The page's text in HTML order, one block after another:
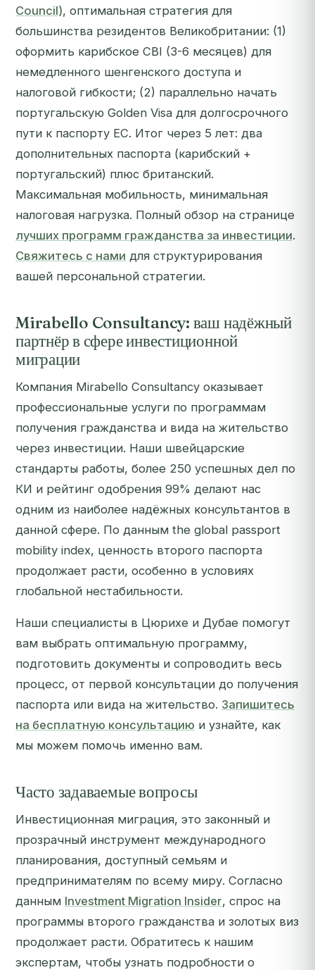
Council), оптимальная стратегия для
большинства резидентов Великобритании: (1)
оформить карибское CBI (3-6 месяцев) для
немедленного шенгенского доступа и
налоговой гибкости; (2) параллельно начать
португальскую Golden Visa для долгосрочного
пути к паспорту ЕС. Итог через 5 лет: два
дополнительных паспорта (карибский +
португальский) плюс британский.
Максимальная мобильность, минимальная
налоговая нагрузка. Полный обзор на странице
лучших программ гражданства за инвестиции.
Свяжитесь с нами для структурирования
вашей персональной стратегии.
Mirabello Consultancy: ваш надёжный
партнёр в сфере инвестиционной
миграции
Компания Mirabello Consultancy оказывает
профессиональные услуги по программам
получения гражданства и вида на жительство
через инвестиции. Наши швейцарские
стандарты работы, более 250 успешных дел по
КИ и рейтинг одобрения 99% делают нас
одним из наиболее надёжных консультантов в
данной сфере. По данным the global passport
mobility index, ценность второго паспорта
продолжает расти, особенно в условиях
глобальной нестабильности.
Наши специалисты в Цюрихе и Дубае помогут
вам выбрать оптимальную программу,
подготовить документы и сопроводить весь
процесс, от первой консультации до получения
паспорта или вида на жительство. Запишитесь
на бесплатную консультацию и узнайте, как
мы можем помочь именно вам.
Часто задаваемые вопросы
Инвестиционная миграция, это законный и
прозрачный инструмент международного
планирования, доступный семьям и
предпринимателям по всему миру. Согласно
данным Investment Migration Insider, спрос на
программы второго гражданства и золотых виз
продолжает расти. Обратитесь к нашим
экспертам, чтобы узнать подробности о